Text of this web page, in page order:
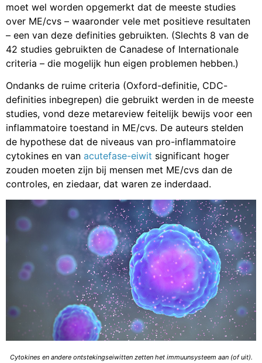
moet wel worden opgemerkt dat de meeste studies
over ME/cvs – waaronder vele met positieve resultaten
– een van deze definities gebruikten. (Slechts 8 van de
42 studies gebruikten de Canadese of Internationale
criteria – die mogelijk hun eigen problemen hebben.)
Ondanks de ruime criteria (Oxford-definitie, CDC-
definities inbegrepen) die gebruikt werden in de meeste
studies, vond deze metareview feitelijk bewijs voor een
inflammatoire toestand in ME/cvs. De auteurs stelden
de hypothese dat de niveaus van pro-inflammatoire
cytokines en van acutefase-eiwit significant hoger
zouden moeten zijn bij mensen met ME/cvs dan de
controles, en ziedaar, dat waren ze inderdaad.
Cytokines en andere ontstekingseiwitten zetten het immuunsysteem aan (of uit).